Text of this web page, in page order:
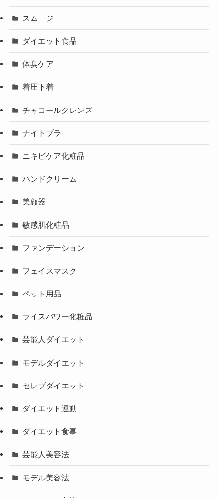
スムージー
ダイエット食品
体臭ケア
着圧下着
チャコールクレンズ
ナイトブラ
ニキビケア化粧品
ハンドクリーム
美顔器
敏感肌化粧品
ファンデーション
フェイスマスク
ペット用品
ライスパワー化粧品
芸能人ダイエット
モデルダイエット
セレブダイエット
ダイエット運動
ダイエット食事
芸能人美容法
モデル美容法